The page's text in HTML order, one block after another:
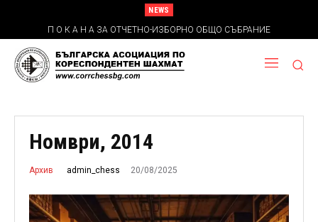
NEWS
П О К А Н А ЗА ОТЧЕТНО-ИЗБОРНО ОБЩО СЪБРАНИЕ
Номври, 2014
Архив admin_chess 20/08/2025